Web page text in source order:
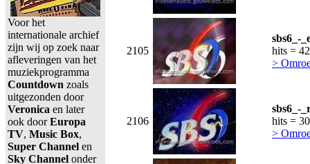
Voor het
internationale archief
zijn wij op zoek naar
afleveringen van het
muziekprogramma
Countdown zoals
uitgezonden door
Veronica en later
ook doorEuropa
TV, Music Box,
Super Channel en
Sky Channel onder
2105
sbs6_-
hits =
>
2106
sbs6_-
hits =
>